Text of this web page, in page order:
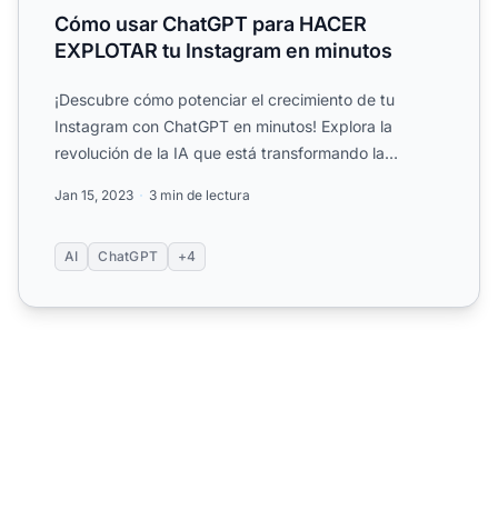
Cómo usar ChatGPT para HACER
EXPLOTAR tu Instagram en minutos
¡Descubre cómo potenciar el crecimiento de tu
Instagram con ChatGPT en minutos! Explora la
revolución de la IA que está transformando la
Jan 15, 2023 3 min de lectura
AI ChatGPT +4